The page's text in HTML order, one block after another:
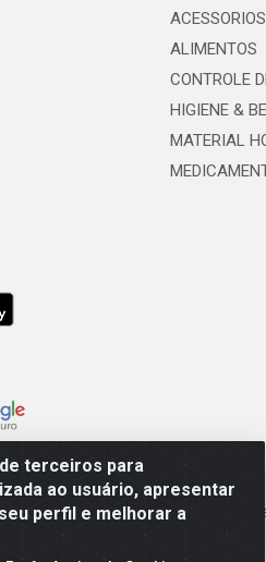
terceiros para
ao usuário, apresentar
perfil e melhorar a
ACESSORIOS
ALIMENTOS
CONTROLE
HIGIENE &
MATERIAL
Gomes LTDA - Rua